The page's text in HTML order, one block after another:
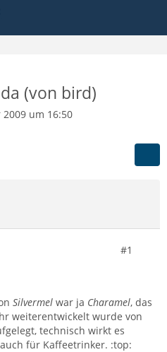
(von bird)
um 16:50
#1
Silvermel war ja Charamel, das
weiterentwickelt wurde von
technisch wirkt es
für Kaffeetrinker. :top: